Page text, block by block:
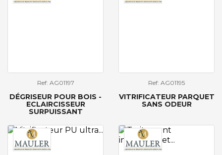
Ref: AG01197
DÉGRISEUR POUR BOIS -
ECLAIRCISSEUR
SURPUISSANT
Ref: AG01195
VITRIFICATEUR PARQUET
SANS ODEUR